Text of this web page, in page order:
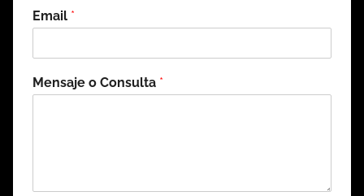
Email *
Mensaje o Consulta *